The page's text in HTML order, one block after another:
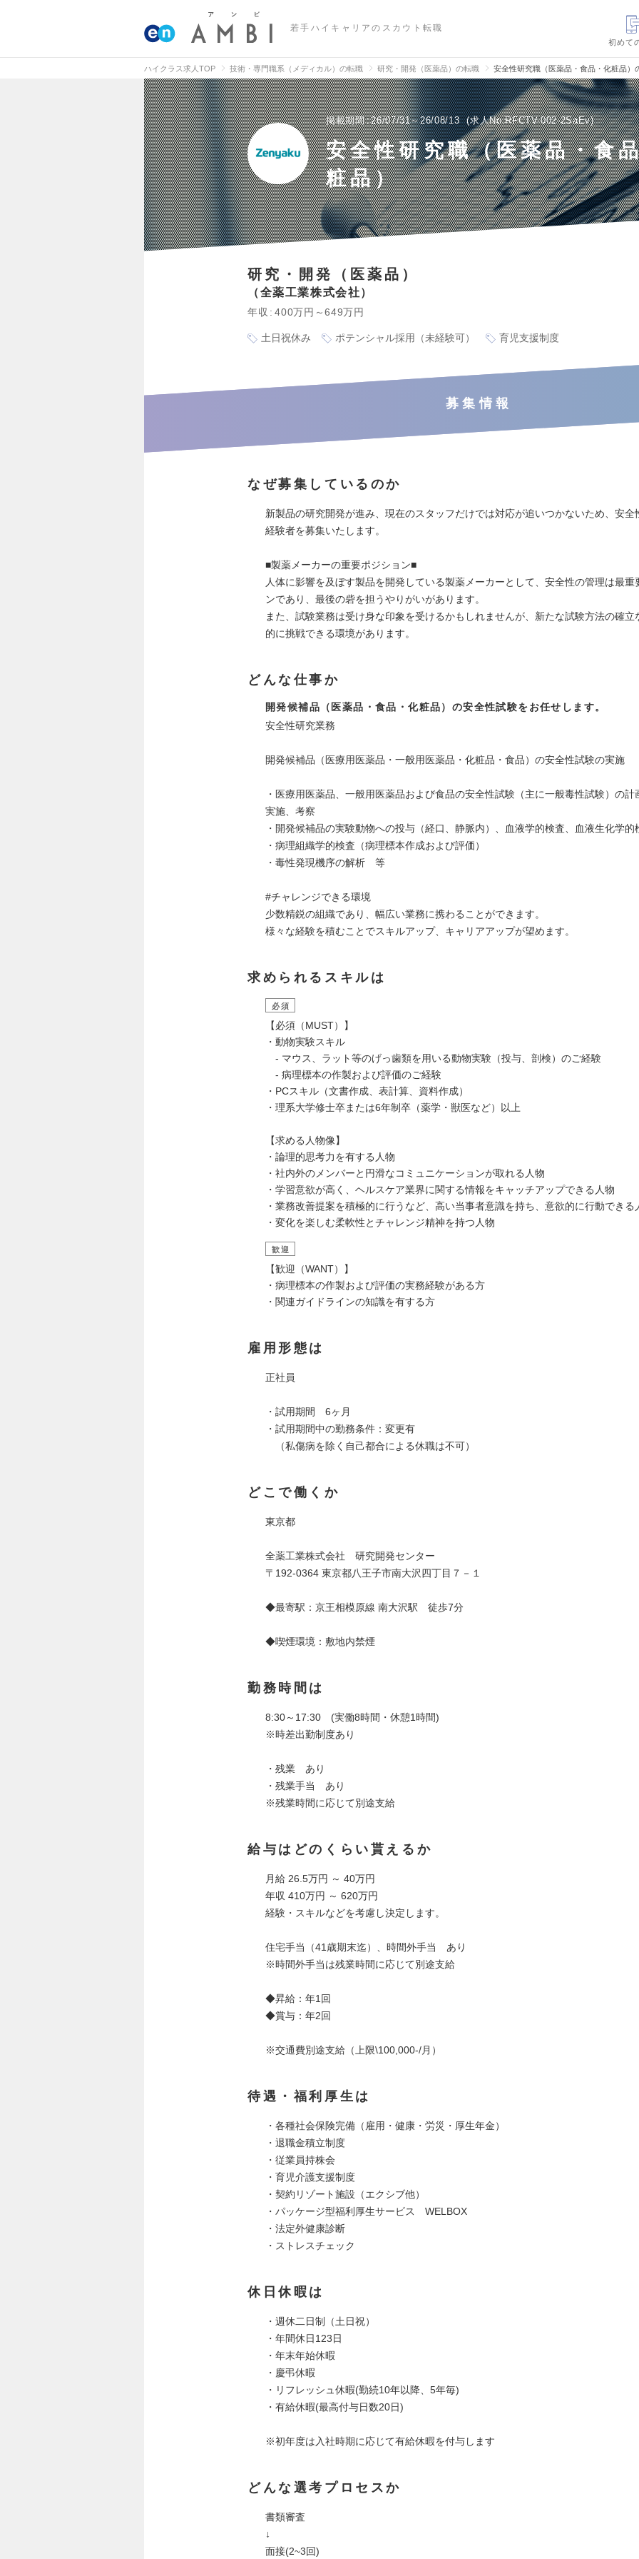
若手ハイキャリアのスカウト転職
初めて
ハイクラス求人TOP 技術・専門職系（メディカル）の転職 研究・開発（医薬品）の転職 安全性研究職（医薬品・食品・化粧品）
掲載期間 26/07/31～26/08/13 求人No.RFCTV-002-2SaEv
安全性研究職（医薬品・食
粧品）
研究・開発（医薬品）
全薬工業株式会社
年収 400万円～649万円
土日祝休み ポテンシャル採用（未経験可） 育児支援制度
募集情報
なぜ募集しているのか
新製品の研究開発が進み、現在のスタッフだけでは対応が追いつかないため、安全
経験者を募集いたします。
■製薬メーカーの重要ポジション■
⼈体に影響を及ぼす製品を開発している製薬メーカーとして、安全性の管理は最重
ンであり、最後の砦を担うやりがいがあります。
また、試験業務は受け⾝な印象を受けるかもしれませんが、新たな試験⽅法の確⽴
的に挑戦できる環境があります。
どんな仕事か
開発候補品（医薬品・⾷品・化粧品）の安全性試験をお任せします。
安全性研究業務
開発候補品（医療用医薬品・一般用医薬品・化粧品・食品）の安全性試験の実施
・医療用医薬品、一般用医薬品および食品の安全性試験（主に一般毒性試験）の計
実施、考察
・開発候補品の実験動物への投与（経口、静脈内）、血液学的検査、血液生化学的
・病理組織学的検査（病理標本作成および評価）
・毒性発現機序の解析 等
#チャレンジできる環境
少数精鋭の組織であり、幅広い業務に携わることができます。
様々な経験を積むことでスキルアップ、キャリアアップが望めます。
求められるスキルは
必須
【必須（MUST）】
・動物実験スキル
- マウス、ラット等のげっ歯類を用いる動物実験（投与、剖検）のご経験
- 病理標本の作製および評価のご経験
・PCスキル（文書作成、表計算、資料作成）
・理系大学修士卒または6年制卒（薬学・獣医など）以上
【求める人物像】
・論理的思考力を有する人物
・社内外のメンバーと円滑なコミュニケーションが取れる人物
・学習意欲が高く、ヘルスケア業界に関する情報をキャッチアップできる人物
・業務改善提案を積極的に行うなど、高い当事者意識を持ち、意欲的に行動できる
・変化を楽しむ柔軟性とチャレンジ精神を持つ人物
歓迎
【歓迎（WANT）】
・病理標本の作製および評価の実務経験がある方
・関連ガイドラインの知識を有する方
雇用形態は
正社員
・試用期間 6ヶ月
・試用期間中の勤務条件：変更有
（私傷病を除く自己都合による休職は不可）
どこで働くか
東京都
全薬工業株式会社 研究開発センター
〒192-0364 東京都八王子市南大沢四丁目７－１
◆最寄駅：京王相模原線 南大沢駅 徒歩7分
◆喫煙環境：敷地内禁煙
勤務時間は
8:30～17:30 (実働8時間・休憩1時間)
※時差出勤制度あり
・残業 あり
・残業手当 あり
※残業時間に応じて別途支給
給与はどのくらい貰えるか
月給 26.5万円 ～ 40万円
年収 410万円 ～ 620万円
経験・スキルなどを考慮し決定します。
住宅手当（41歳期末迄）、時間外手当 あり
※時間外手当は残業時間に応じて別途支給
◆昇給：年1回
◆賞与：年2回
※交通費別途支給（上限\100,000-/月）
待遇・福利厚生は
・各種社会保険完備（雇用・健康・労災・厚生年金）
・退職金積立制度
・従業員持株会
・育児介護支援制度
・契約リゾート施設（エクシブ他）
・パッケージ型福利厚生サービス WELBOX
・法定外健康診断
・ストレスチェック
休日休暇は
・週休二日制（土日祝）
・年間休日123日
・年末年始休暇
・慶弔休暇
・リフレッシュ休暇(勤続10年以降、5年毎)
・有給休暇(最高付与日数20日)
※初年度は入社時期に応じて有給休暇を付与します
どんな選考プロセスか
書類審査
↓
面接(2~3回)